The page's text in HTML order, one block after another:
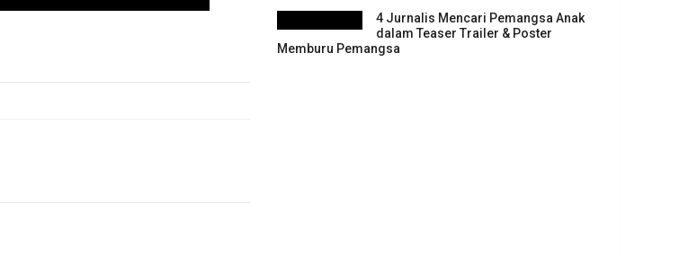
4 Jurnalis Mencari Pemangsa Anak
dalam Teaser Trailer & Poster
Memburu Pemangsa